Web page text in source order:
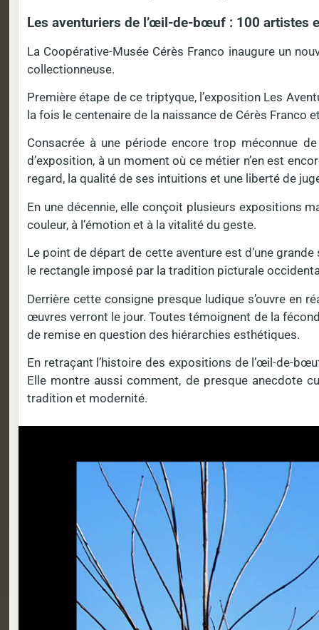
Les aventuriers de l’œil-de-bœuf : 100 artistes
La Coopérative-Musée Cérès Franco inaugure un
collectionneuse.
Première étape de ce triptyque, l’exposition Les
la fois le centenaire de la naissance de Cérès Franco
Consacrée à une période encore trop méconnue
d’exposition, à un moment où ce métier n’en est
regard, la qualité de ses intuitions et une liberté de
En une décennie, elle conçoit plusieurs expositions
couleur, à l’émotion et à la vitalité du geste.
Le point de départ de cette aventure est d’une
le rectangle imposé par la tradition picturale
Derrière cette consigne presque ludique s’ouvre en
œuvres verront le jour. Toutes témoignent de la
de remise en question des hiérarchies esthétiques.
En retraçant l’histoire des expositions de l’œil-de-
Elle montre aussi comment, de presque anecdote
tradition et modernité.